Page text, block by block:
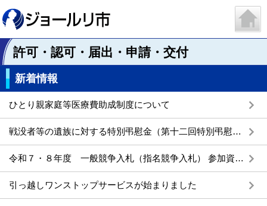
許可・認可・届出・申請・交付
新着情報
ひとり親家庭等医療費助成制度について
戦没者等の遺族に対する特別弔慰金（第十二回特別弔慰金）について
令和７・８年度 一般競争入札（指名競争入札） 参加資格審査申請書（物品等）の受付について
引っ越しワンストップサービスが始まりました